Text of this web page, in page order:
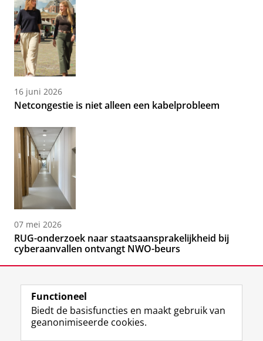
16 juni 2026
Netcongestie is niet alleen een kabelprobleem
07 mei 2026
RUG-onderzoek naar staatsaansprakelijkheid bij
cyberaanvallen ontvangt NWO-beurs
Functioneel
Biedt de basisfuncties en maakt gebruik van
geanonimiseerde cookies.